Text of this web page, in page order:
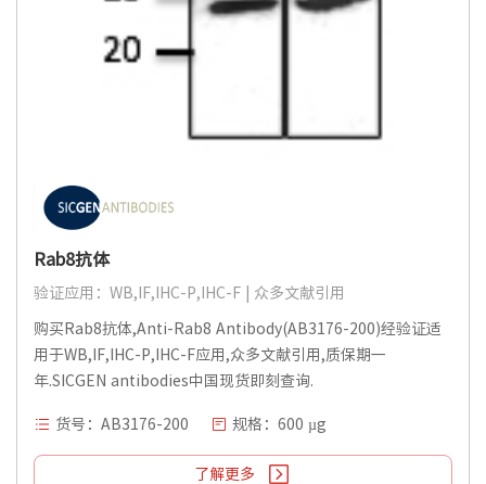
Rab8抗体
验证应用：WB,IF,IHC-P,IHC-F | 众多文献引用
购买Rab8抗体,Anti-Rab8 Antibody(AB3176-200)经验证适
用于WB,IF,IHC-P,IHC-F应用,众多文献引用,质保期一
年.SICGEN antibodies中国现货即刻查询.
货号：AB3176-200 规格：600 µg
了解更多